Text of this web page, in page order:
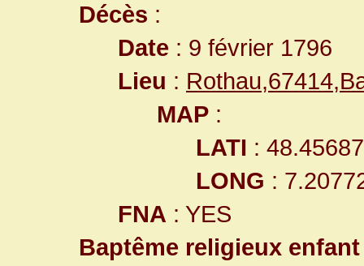
Décès :
Date : 9 février 1796
Lieu :
MAP :
LATI :
LONG :
FNA : YES
Baptême religieux enfant